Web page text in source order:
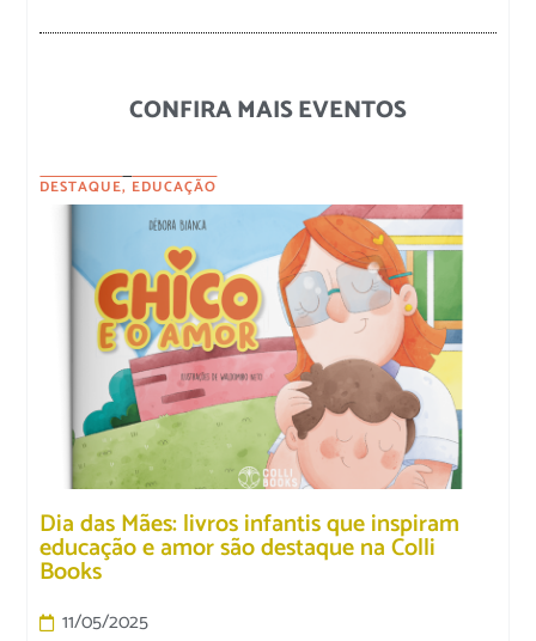
CONFIRA MAIS EVENTOS
DESTAQUE, EDUCAÇÃO
Dia das Mães: livros infantis que inspiram
educação e amor são destaque na Colli
Books
11/05/2025